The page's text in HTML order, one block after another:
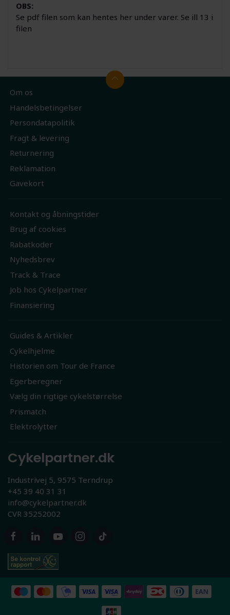
OBS:
Se pdf filen som kan hentes her under varer. Se ill 13 i
filen
Om os
Handelsbetingelser
Persondatapolitik
Fragt & levering
Returnering
Reklamation
Gavekort
Kontakt og åbningstider
Brug af cookies
Rabatkoder
Nyhedsbrev
Track & Trace
Job hos Cykelpartner
Finansiering
Guides & Artikler
Cykelhjelme
Historien om Tour de France
Egerberegner
Vælg din rigtige cykelstørrelse
Prismatch
Elektrolytter
Cykelpartner.dk
Industrivej 5, 9575 Terndrup
+45 39 40 31 31
info@cykelpartner.dk
CVR 35252002